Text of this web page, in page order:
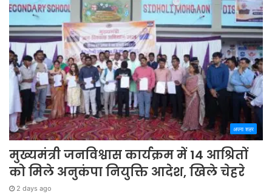
अपना शहर
मुख्यमंत्री जनविश्वास कार्यक्रम में 14 आश्रितों
को मिले अनुकंपा नियुक्ति आदेश, खिले चेहरे
2 days ago